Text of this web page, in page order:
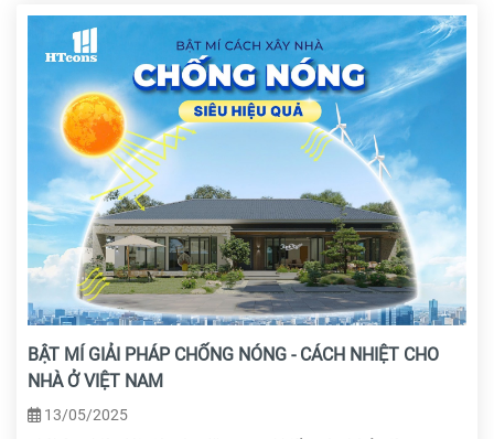
BẬT MÍ GIẢI PHÁP CHỐNG NÓNG - CÁCH NHIỆT CHO
NHÀ Ở VIỆT NAM
13/05/2025